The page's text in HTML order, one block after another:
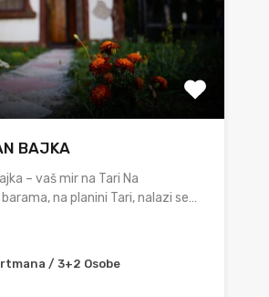
BAJKA
– vaš mir na Tari Na
na planini Tari, nalazi se…
/ 3+2 Osobe